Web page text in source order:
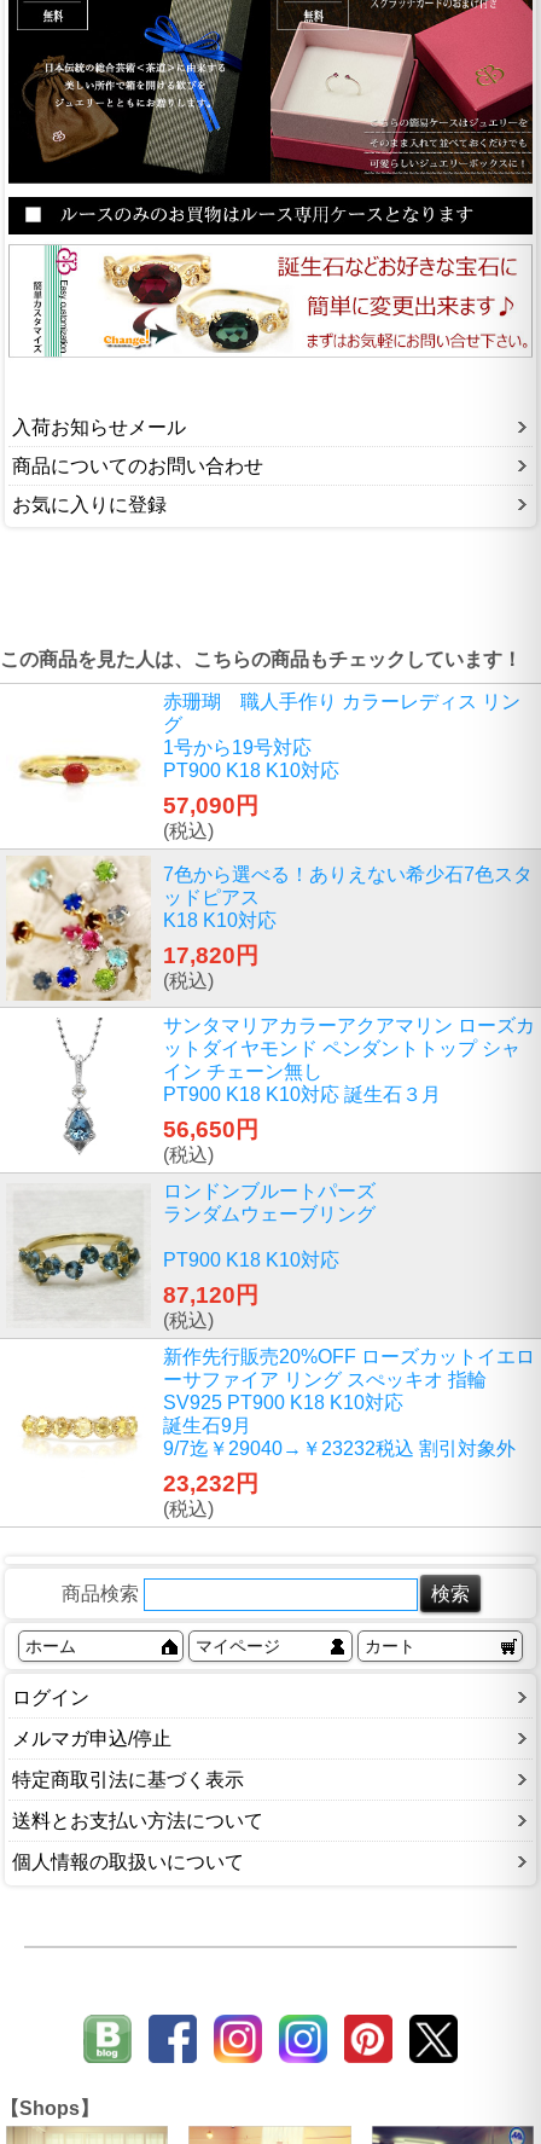
入荷お知らせメール
商品についてのお問い合わせ
お気に入りに登録
この商品を見た人は、こちらの商品もチェックしています！
赤珊瑚 職人手作り カラーレディス リン
グ
1号から19号対応
PT900 K18 K10対応
57,090円
(税込)
7色から選べる！ありえない希少石7色スタ
ッドピアス
K18 K10対応
17,820円
(税込)
サンタマリアカラーアクアマリン ローズカ
ットダイヤモンド ペンダントトップ シャ
イン チェーン無し
PT900 K18 K10対応 誕生石３月
56,650円
(税込)
ロンドンブルートパーズ
ランダムウェーブリング
PT900 K18 K10対応
87,120円
(税込)
新作先行販売20%OFF ローズカットイエロ
ーサファイア リング スぺッキオ 指輪
SV925 PT900 K18 K10対応
誕生石9月
9/7迄￥29040→￥23232税込 割引対象外
23,232円
(税込)
商品検索
ホーム マイページ カート
ログイン
メルマガ申込/停止
特定商取引法に基づく表示
送料とお支払い方法について
個人情報の取扱いについて
【Shops】